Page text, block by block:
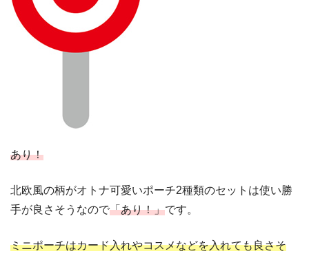
あり！
北欧風の柄がオトナ可愛いポーチ2種類のセットは使い勝
手が良さそうなので「あり！」です。
ミニポーチはカード入れやコスメなどを入れても良さそ